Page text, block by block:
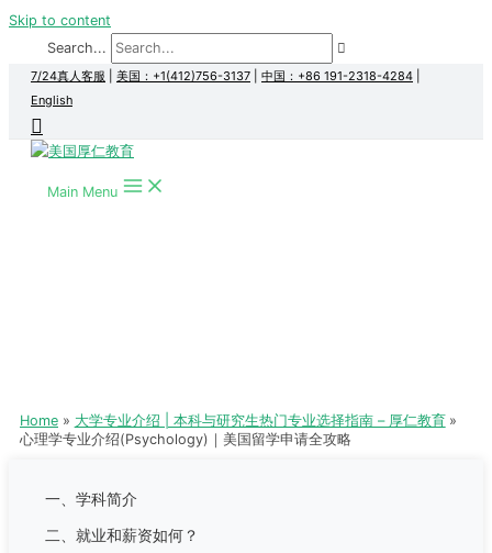
Skip to content
Search...
7/24真人客服 美国：+1(412)756-3137 中国：+86 191-2318-4284
English
Main Menu
Home
大学专业介绍 | 本科与研究生热门专业选择指南 – 厚仁教育
心理学专业介绍(Psychology)｜美国留学申请全攻略
一、学科简介
二、就业和薪资如何？